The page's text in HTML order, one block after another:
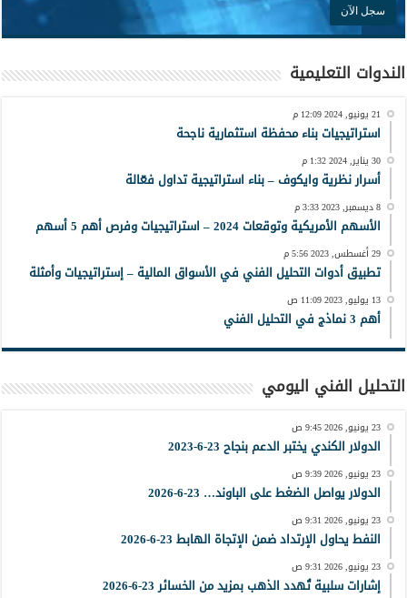
الندوات التعليمية
21 يونيو, 2024 12:09 م
استراتيجيات بناء محفظة استثمارية ناجحة
30 يناير, 2024 1:32 م
أسرار نظرية وايكوف – بناء استراتيجية تداول فعّالة
8 ديسمبر, 2023 3:33 م
الأسهم الأمريكية وتوقعات 2024 – استراتيجيات وفرص أهم 5 أسهم
29 أغسطس, 2023 5:56 م
تطبيق أدوات التحليل الفني في الأسواق المالية – إستراتيجيات وأمثلة
13 يوليو, 2023 11:09 ص
أهم 3 نماذج في التحليل الفني
التحليل الفني اليومي
23 يونيو, 2026 9:45 ص
الدولار الكندي يختبر الدعم بنجاح 23-6-2023
23 يونيو, 2026 9:39 ص
الدولار يواصل الضغط على الباوند… 23-6-2026
23 يونيو, 2026 9:31 ص
النفط يحاول الإرتداد ضمن الإتجاة الهابط 23-6-2026
23 يونيو, 2026 9:31 ص
إشارات سلبية تُهدد الذهب بمزيد من الخسائر 23-6-2026